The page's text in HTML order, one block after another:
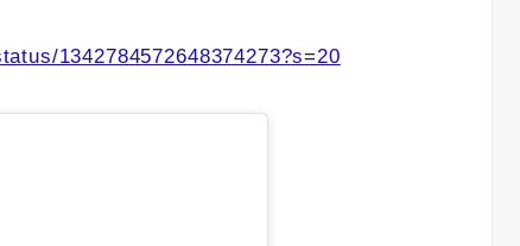
1342784572648374273?s=20